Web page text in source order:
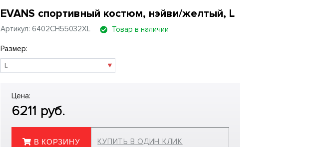
EVANS спортивный костюм, нэйви/желтый, L
Артикул: 6402CH55032XL Товар в наличии
Размер:
Цена:
6211 руб.
В КОРЗИНУ КУПИТЬ В ОДИН КЛИК